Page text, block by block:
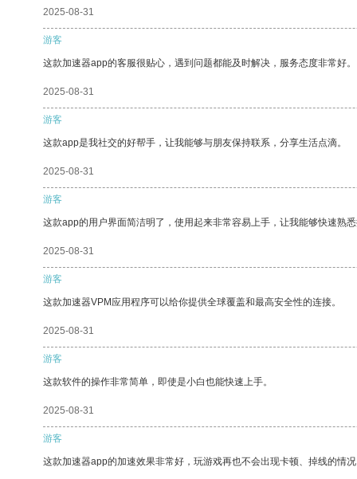
2025-08-31
游客
这款加速器app的客服很贴心，遇到问题都能及时解决，服务态度非常好。
2025-08-31
游客
这款app是我社交的好帮手，让我能够与朋友保持联系，分享生活点滴。
2025-08-31
游客
这款app的用户界面简洁明了，使用起来非常容易上手，让我能够快速熟
2025-08-31
游客
这款加速器VPM应用程序可以给你提供全球覆盖和最高安全性的连接。
2025-08-31
游客
这款软件的操作非常简单，即使是小白也能快速上手。
2025-08-31
游客
这款加速器app的加速效果非常好，玩游戏再也不会出现卡顿、掉线的情